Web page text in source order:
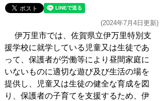
(2024年7月4日更新)
伊万里市では、佐賀県立伊万里特別支
援学校に就学している児童又は生徒であ
って、保護者が労働等により昼間家庭に
いないものに適切な遊び及び生活の場を
提供し、児童又は生徒の健全な育成を図
り、保護者の子育てを支援するため、伊